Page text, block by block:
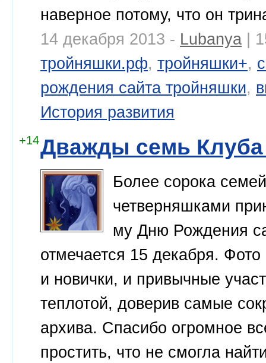
наверное потому, что он
14 декабря 2013 - Lubanya |
тройняшки.рф, тройняшки+,
рождения сайта тройняшки,
История развития
+14Дважды семь
Более сорока
четверняшками
му Дню Рождения
отмечается 15 декабря.
и новички, и привычные
теплотой, доверив самые
архива. Спасибо огромное
простить, что не смогла